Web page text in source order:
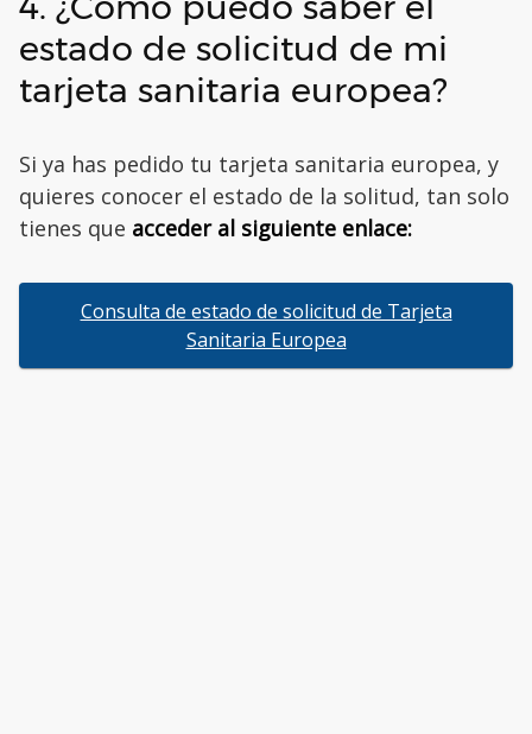
estado de solicitud de mi
tarjeta sanitaria europea?
Si ya has pedido tu tarjeta sanitaria europea, y
quieres conocer el estado de la solitud, tan solo
tienes que acceder al siguiente enlace:
Consulta de estado de solicitud de Tarjeta
Sanitaria Europea